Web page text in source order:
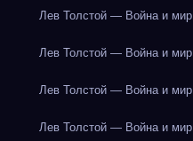
Лев Толстой — Война и мир
Лев Толстой — Война и мир
Лев Толстой — Война и мир
Лев Толстой — Война и мир